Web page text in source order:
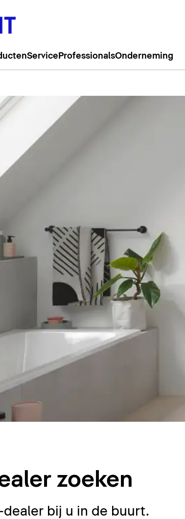
Service ProfessionalsOnderneming
zoeken
dealer bij u in de buurt.